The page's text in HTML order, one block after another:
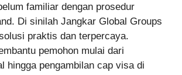
familiar dengan prosedur
Di sinilah Jangkar Global Groups
praktis dan terpercaya.
pemohon mulai dari
hingga pengambilan cap visa di